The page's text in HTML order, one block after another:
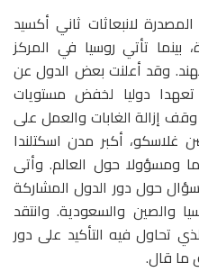
لانبعاثات ثاني أكسيد
بينما تأتي روسيا في المركز
وقد أعلنت بعض الدول عن
دوليا لخفض مستويات
عام 2030، وكذلك وقف إزالة الغابات والعمل على
غلاسكو، أكبر مدن اسكتلندا
بحضور أكثر من 120 زعيما ومسؤولا حول العالم. وأتى
حول دور الدول المشاركة
والصين والسعودية. وانتقد
تحاول فيه التأكيد على دور
ما قال.